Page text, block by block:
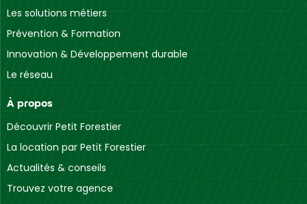
Les solutions métiers
Prévention & Formation
Innovation & Développement durable
Le réseau
À propos
Découvrir Petit Forestier
La location par Petit Forestier
Actualités & conseils
Trouvez votre agence